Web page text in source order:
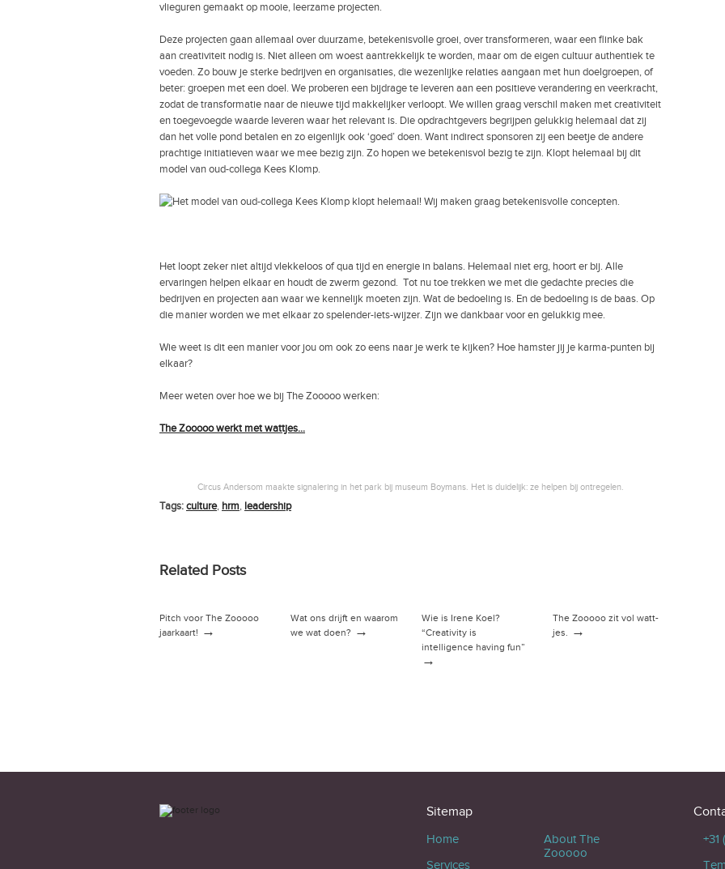
vlieguren gemaakt op mooie, leerzame projecten.
Deze projecten gaan allemaal over duurzame, betekenisvolle groei, over transformeren, waar een flinke bak
aan creativiteit nodig is. Niet alleen om woest aantrekkelijk te worden, maar om de eigen cultuur authentiek te
voeden. Zo bouw je sterke bedrijven en organisaties, die wezenlijke relaties aangaan met hun doelgroepen, of
beter: groepen met een doel. We proberen een bijdrage te leveren aan een positieve verandering en veerkracht,
zodat de transformatie naar de nieuwe tijd makkelijker verloopt. We willen graag verschil maken met creativiteit
en toegevoegde waarde leveren waar het relevant is. Die opdrachtgevers begrijpen gelukkig helemaal dat zij
dan het volle pond betalen en zo eigenlijk ook ‘goed’ doen. Want indirect sponsoren zij een beetje de andere
prachtige initiatieven waar we mee bezig zijn. Zo hopen we betekenisvol bezig te zijn. Klopt helemaal bij dit
model van oud-collega Kees Klomp.
Het loopt zeker niet altijd vlekkeloos of qua tijd en energie in balans. Helemaal niet erg, hoort er bij. Alle
ervaringen helpen elkaar en houdt de zwerm gezond. Tot nu toe trekken we met die gedachte precies die
bedrijven en projecten aan waar we kennelijk moeten zijn. Wat de bedoeling is. En de bedoeling is de baas. Op
die manier worden we met elkaar zo spelender-iets-wijzer. Zijn we dankbaar voor en gelukkig mee.
Wie weet is dit een manier voor jou om ook zo eens naar je werk te kijken? Hoe hamster jij je karma-punten bij
elkaar?
Meer weten over hoe we bij The Zooooo werken:
The Zooooo werkt met wattjes…
Circus Andersom maakte signalering in het park bij museum Boymans. Het is duidelijk: ze helpen bij ontregelen.
Tags:culture, hrm, leadership
Related Posts
Pitch voor The Zooooo
jaarkaart! →
Wat ons drijft en waarom
we wat doen? →
Wie is Irene Koel?
“Creativity is
intelligence having fun”
→
The Zooooo zit vol watt-
jes. →
Sitemap
Home
Services
About The
Zooooo
+31